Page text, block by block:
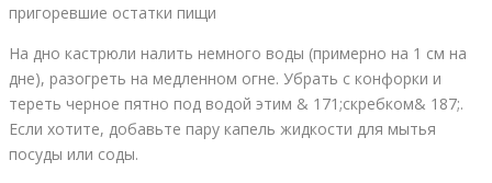
пригоревшие остатки пищи
На дно кастрюли налить немного воды (примерно на 1 см на
дне), разогреть на медленном огне. Убрать с конфорки и
тереть черное пятно под водой этим & 171;скребком& 187;.
Если хотите, добавьте пару капель жидкости для мытья
посуды или соды.